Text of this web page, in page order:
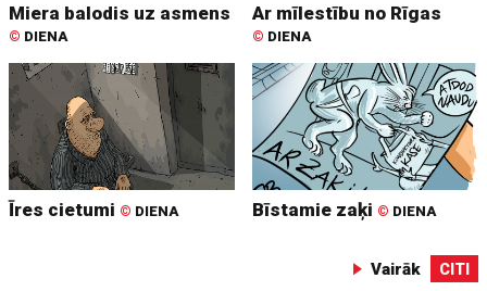
Miera balodis uz asmens
© DIENA
Ar mīlestību no Rīgas
© DIENA
Īres cietumi © DIENA Bīstamie zaķi © DIENA
Vairāk CITI